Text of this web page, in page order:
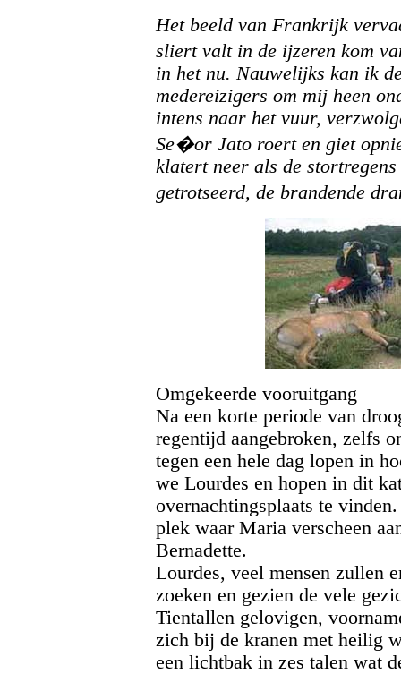
Het beeld van Frankrijk
sliert valt in de ijzeren kom
in het nu. Nauwelijks kan ik
medereizigers om mij heen
intens naar het vuur,
Se�or Jato roert en giet
klatert neer als de
getrotseerd, de brandende
Omgekeerde vooruitgang
Na een korte periode van
regentijd aangebroken, zelfs
tegen een hele dag lopen in
we Lourdes en hopen in dit
overnachtingsplaats te
plek waar Maria verscheen
Bernadette.
Lourdes, veel mensen zullen
zoeken en gezien de vele
Tientallen gelovigen,
zich bij de kranen met heilig
een lichtbak in zes talen wat